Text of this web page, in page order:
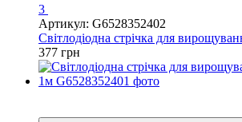
3
Артикул: G6528352402
Світлодіодна стрічка для
377 грн